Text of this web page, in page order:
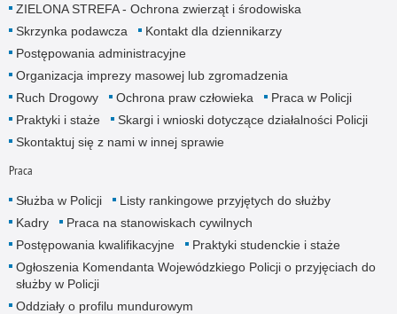
ZIELONA STREFA - Ochrona zwierząt i środowiska
Skrzynka podawcza
Kontakt dla dziennikarzy
Postępowania administracyjne
Organizacja imprezy masowej lub zgromadzenia
Ruch Drogowy
Ochrona praw człowieka
Praca w Policji
Praktyki i staże
Skargi i wnioski dotyczące działalności Policji
Skontaktuj się z nami w innej sprawie
Praca
Służba w Policji
Listy rankingowe przyjętych do służby
Kadry
Praca na stanowiskach cywilnych
Postępowania kwalifikacyjne
Praktyki studenckie i staże
Ogłoszenia Komendanta Wojewódzkiego Policji o przyjęciach do
służby w Policji
Oddziały o profilu mundurowym